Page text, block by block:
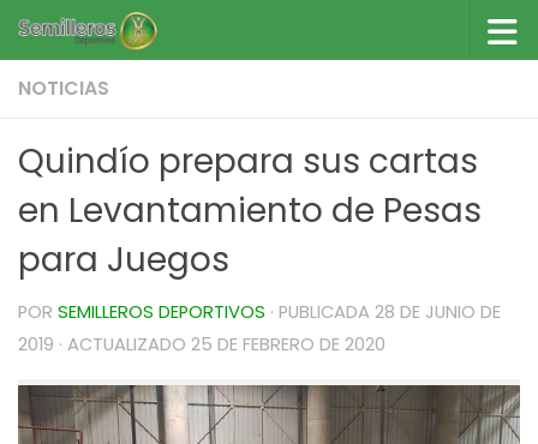
Saltar al contenido
NOTICIAS
Quindío prepara sus cartas
en Levantamiento de Pesas
para Juegos
POR SEMILLEROS DEPORTIVOS · PUBLICADA 28 DE JUNIO DE
2019 · ACTUALIZADO 25 DE FEBRERO DE 2020